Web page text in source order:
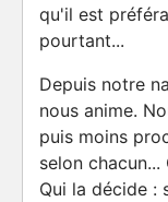
qu'il est
pourtant...
Depuis notre
nous anime.
puis moins
selon
Qui la décide :